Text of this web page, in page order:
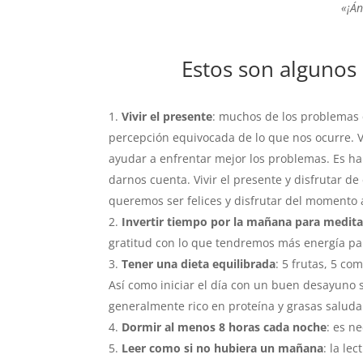
Estos son
Vivir el presente: muchos de los
percepción equivocada de lo que nos ocurre.
ayudar a enfrentar mejor los problemas. Es
darnos cuenta. Vivir el presente y disfrutar
queremos ser felices y disfrutar del momento
Invertir tiempo por la mañana para
gratitud con lo que tendremos más energía
Tener una dieta equilibrada: 5 frutas, 5
Así como iniciar el día con un buen
generalmente rico en proteína y grasas
Dormir al menos 8 horas cada noche: es
Leer como si no hubiera un mañana: la